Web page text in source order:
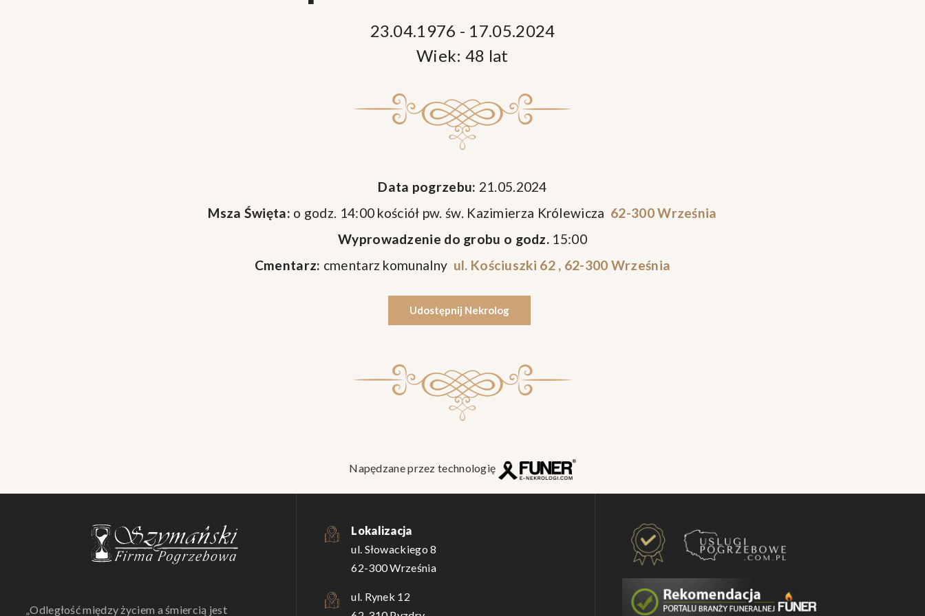
23.04.1976 - 17.05.2024
Wiek: 48 lat
Data pogrzebu: 21.05.2024
Msza Święta: o godz. 14:00 kościół pw. św. Kazimierza Królewicza 62-300 Września
Wyprowadzenie do grobu o godz. 15:00
Cmentarz: cmentarz komunalny ul. Kościuszki 62 , 62-300 Września
Udostępnij Nekrolog
Napędzane przez technologię
„Odległość między życiem a śmiercią jest
Lokalizacja
ul. Słowackiego 8
62-300 Września
ul. Rynek 12